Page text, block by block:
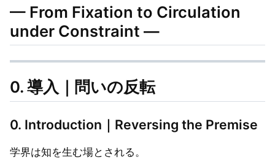
— From Fixation to Circulation
under Constraint —
0. 導入｜問いの反転
0. Introduction｜Reversing the Premise
学界は知を生む場とされる。